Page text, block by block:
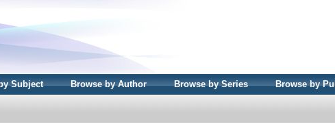
Subject Browse by Author Browse by Series Browse by